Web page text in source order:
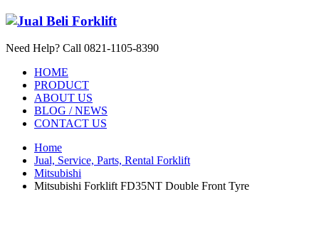
Need Help? Call 0821-1105-8390
HOME
PRODUCT
ABOUT US
BLOG / NEWS
CONTACT US
Home
Jual, Service, Parts, Rental Forklift
Mitsubishi
Mitsubishi Forklift FD35NT Double Front Tyre